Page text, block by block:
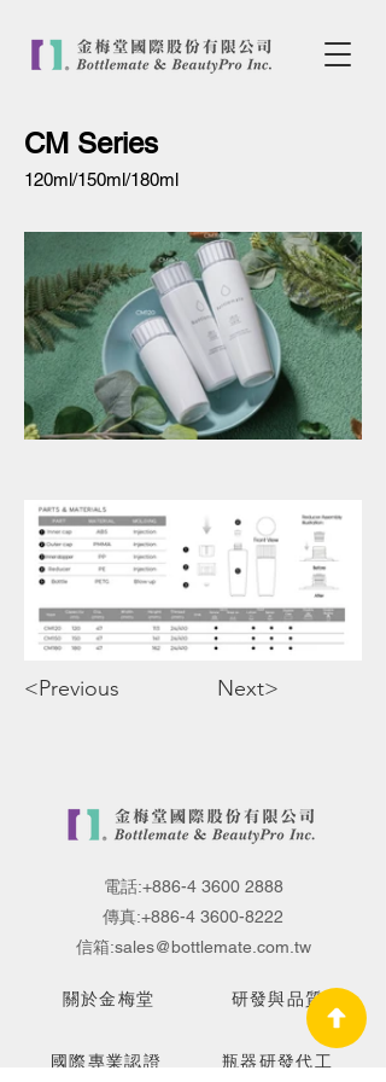
CM Series
120ml/150ml/180ml
<Previous Next>
電話:+886-4 3600 2888
傳真:+886-4 3600-8222
信箱:sales@bottlemate.com.tw
關於金梅堂 研發與品質
國際專業認證 瓶器研發代工